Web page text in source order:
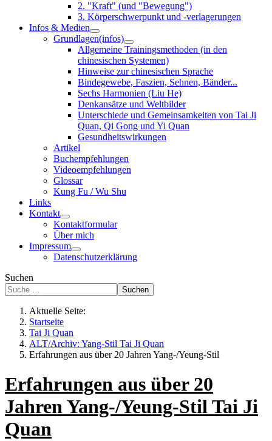
2. "Kraft" (und "Bewegung")
3. Körperschwerpunkt und -verlagerungen
Infos & Medien
Grundlagen(infos)
Allgemeine Trainingsmethoden (in den
chinesischen Systemen)
Hinweise zur chinesischen Sprache
Bindegewebe, Faszien, Sehnen, Bänder...
Sechs Harmonien (Liu He)
Denkansätze und Weltbilder
Unterschiede und Gemeinsamkeiten von Tai Ji
Quan, Qi Gong und Yi Quan
Gesundheitswirkungen
Artikel
Buchempfehlungen
Videoempfehlungen
Glossar
Kung Fu / Wu Shu
Links
Kontakt
Kontaktformular
Über mich
Impressum
Datenschutzerklärung
Suchen
Suchen
Aktuelle Seite:
Startseite
Tai Ji Quan
ALT/Archiv: Yang-Stil Tai Ji Quan
Erfahrungen aus über 20 Jahren Yang-/Yeung-Stil
Erfahrungen aus über 20
Jahren Yang-/Yeung-Stil Tai Ji
Quan